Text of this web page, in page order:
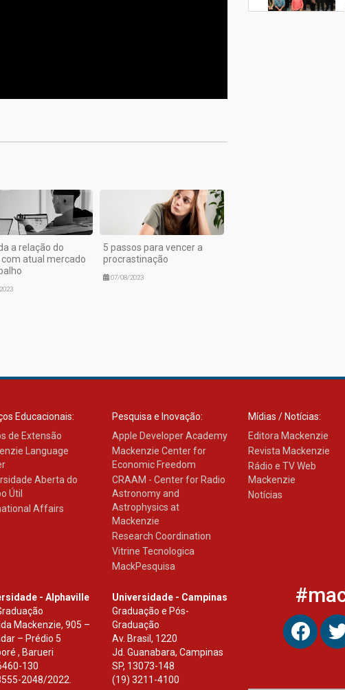
a relação do
atual mercado
5 passos para vencer a
procrastinação
07/08/2023
Educacionais:
de Extensão
Language
Aberta do
Útil
Affairs
Pesquisa e Inovação:
Apple Developer Academy
Mackenzie Center for
Economic Freedom
CRAAM - Center for Radio
Astronomy and
Astrophysics at
Mackenzie
Research Coordination
Vitrine Tecnologica
MackPesquisa
Mídias / Notícias:
Editora Mackenzie
Revista Mackenzie
Rádio e TV Web
Mackenzie
Notícias
- Alphaville
Mackenzie, 905 –
– Prédio 5
, Barueri
130
2048/2022.
Universidade - Campinas
Graduação e Pós-
Graduação
Av. Brasil, 1220
Jd. Guanabara, Campinas
SP, 13073-148
(19) 3211-4100